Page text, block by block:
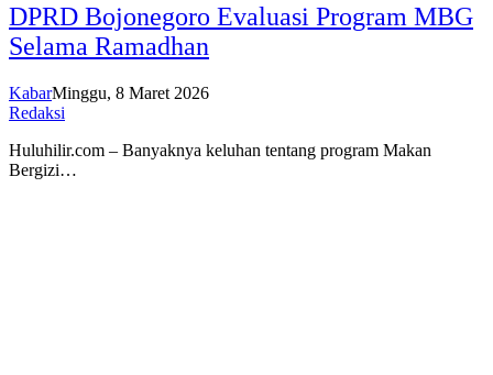
DPRD Bojonegoro Evaluasi Program MBG
Selama Ramadhan
KabarMinggu, 8 Maret 2026
Redaksi
Huluhilir.com – Banyaknya keluhan tentang program Makan
Bergizi…